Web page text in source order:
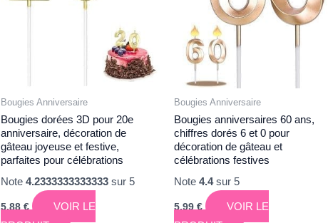
Bougies Anniversaire
Bougies dorées 3D pour 20e
anniversaire, décoration de
gâteau joyeuse et festive,
parfaites pour célébrations
Note 4.2333333333333sur 5
5,88 €
VOIR LE
Bougies Anniversaire
Bougies anniversaires 60 ans,
chiffres dorés 6 et 0 pour
décoration de gâteau et
célébrations festives
Note4.4sur 5
5,99€
VOIR LE